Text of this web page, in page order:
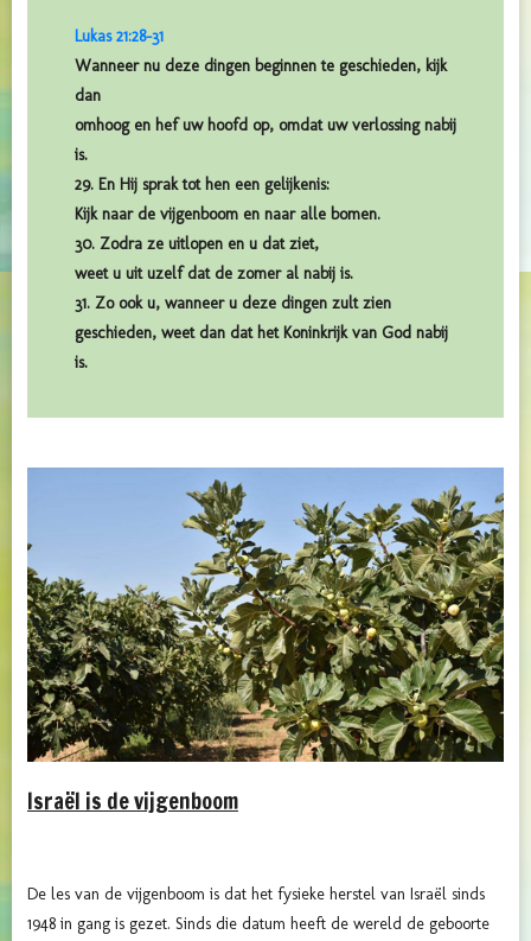
Lukas 21:28-31
Wanneer nu deze dingen beginnen te geschieden, kijk
dan
omhoog en hef uw hoofd op, omdat uw verlossing nabij
is.
29. En Hij sprak tot hen een gelijkenis:
Kijk naar de vijgenboom en naar alle bomen.
30. Zodra ze uitlopen en u dat ziet,
weet u uit uzelf dat de zomer al nabij is.
31. Zo ook u, wanneer u deze dingen zult zien
geschieden, weet dan dat het Koninkrijk van God nabij
is.
Israël is de vijgenboom
De les van de vijgenboom is dat het fysieke herstel van Israël sinds
1948 in gang is gezet. Sinds die datum heeft de wereld de geboorte